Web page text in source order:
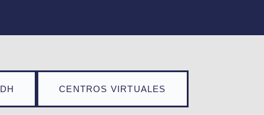
CENTROS VIRTUALES